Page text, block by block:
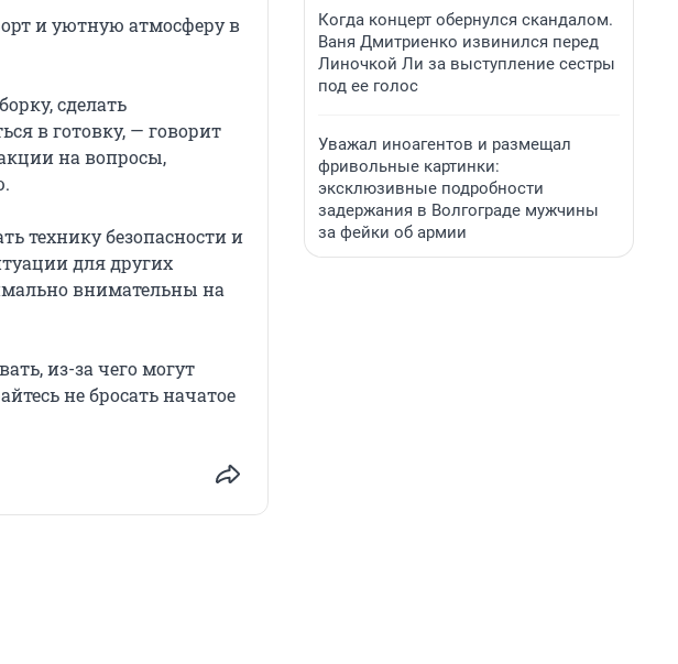
и уютную атмосферу в
сделать
в готовку, — говорит
на вопросы,
технику безопасности и
для других
внимательны на
из-за чего могут
не бросать начатое
Когда концерт обернулся скандалом.
Ваня Дмитриенко извинился перед
Линочкой Ли за выступление сестры
под ее голос
Уважал иноагентов и размещал
фривольные картинки:
эксклюзивные подробности
задержания в Волгограде мужчины
за фейки об армии